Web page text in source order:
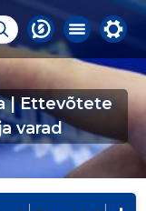
| Ettevõtete
varad